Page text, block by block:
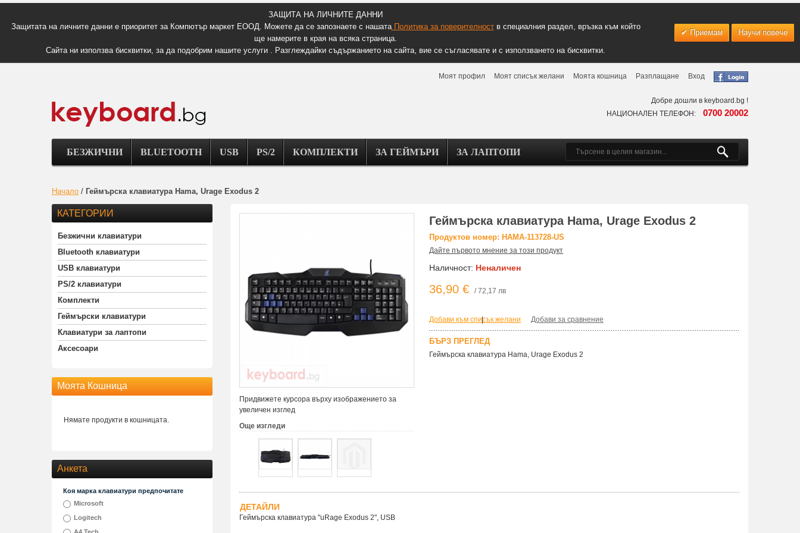
ЗАЩИТА НА ЛИЧНИТЕ ДАННИ
Защитата на личните данни е приоритет за Компютър маркет ЕООД. Можете да се запознаете с нашатаПолитика за поверителноств специалния раздел, връзка към който
ще намерите в края на всяка страница.
Сайта ни използва бисквитки, за да подобрим нашите услуги . Разглеждайки съдържанието на сайта, вие се съгласявате и с използването на бисквитки.
Приемам Научи повече
Моят профил Моят списък желани Моята кошница Разплащане Вход
Добре дошли в keyboard.bg !
НАЦИОНАЛЕН ТЕЛЕФОН: 0700 20002
БЕЗЖИЧНИ BLUETOOTH USB PS/2 КОМПЛЕКТИ ЗА ГЕЙМЪРИ ЗА ЛАПТОПИ
Начало / Геймърска клавиатура Hama, Urage Exodus 2
Придвижете курсора върху изображението за
увеличен изглед
Още изгледи
Геймърска клавиатура Hama, Urage Exodus 2
Продуктов номер: HAMA-113728-US
Дайте първото мнение за този продукт
Наличност: Неналичен
36,90 € / 72,17 лв
Добави към списък желани
| Добави за сравнение
БЪРЗ ПРЕГЛЕД
Геймърска клавиатура Hama, Urage Exodus 2
ДЕТАЙЛИ
Геймърска клавиатура "uRage Exodus 2", USB
КАТЕГОРИИ
Безжични клавиатури
Bluetooth клавиатури
USB клавиатури
PS/2 клавиатури
Комплекти
Геймърски клавиатури
Клавиатури за лаптопи
Аксесоари
Моята Кошница
Нямате продукти в кошницата.
Анкета
Коя марка клавиатури предпочитате
Microsoft
Logitech